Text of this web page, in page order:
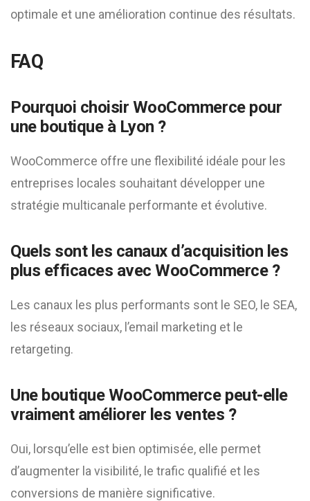
optimale et une amélioration continue des résultats.
FAQ
Pourquoi choisir WooCommerce pour
une boutique à Lyon ?
WooCommerce offre une flexibilité idéale pour les
entreprises locales souhaitant développer une
stratégie multicanale performante et évolutive.
Quels sont les canaux d’acquisition les
plus efficaces avec WooCommerce ?
Les canaux les plus performants sont le SEO, le SEA,
les réseaux sociaux, l’email marketing et le
retargeting.
Une boutique WooCommerce peut-elle
vraiment améliorer les ventes ?
Oui, lorsqu’elle est bien optimisée, elle permet
d’augmenter la visibilité, le trafic qualifié et les
conversions de manière significative.